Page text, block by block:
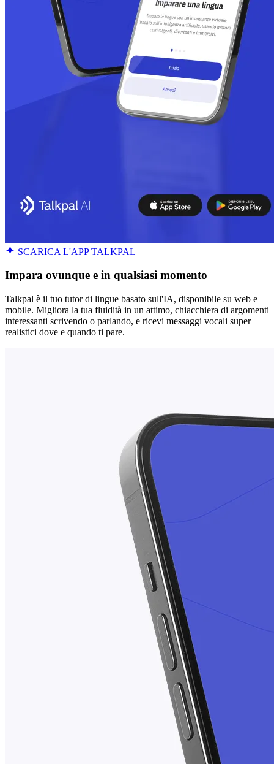
SCARICA L'APP TALKPAL
Impara ovunque e in qualsiasi momento
Talkpal è il tuo tutor di lingue basato sull'IA, disponibile su web e
mobile. Migliora la tua fluidità in un attimo, chiacchiera di argomenti
interessanti scrivendo o parlando, e ricevi messaggi vocali super
realistici dove e quando ti pare.